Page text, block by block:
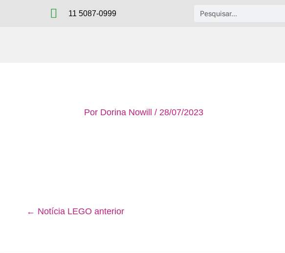
11 5087-0999 Pesquisar
Por Dorina Nowill/ 28/07/2023
← Notícia LEGO anterior